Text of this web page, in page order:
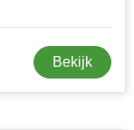
Bekijk